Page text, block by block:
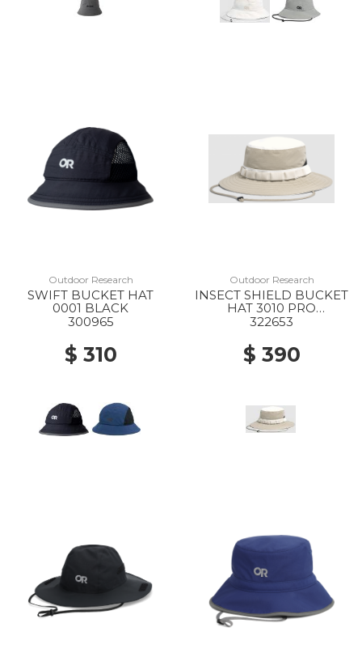
Outdoor Research
SWIFT BUCKET HAT
0001 BLACK
300965
$ 310
Outdoor Research
INSECT SHIELD BUCKET
HAT 3010 PRO
KHAKI/SAND
322653
$ 390